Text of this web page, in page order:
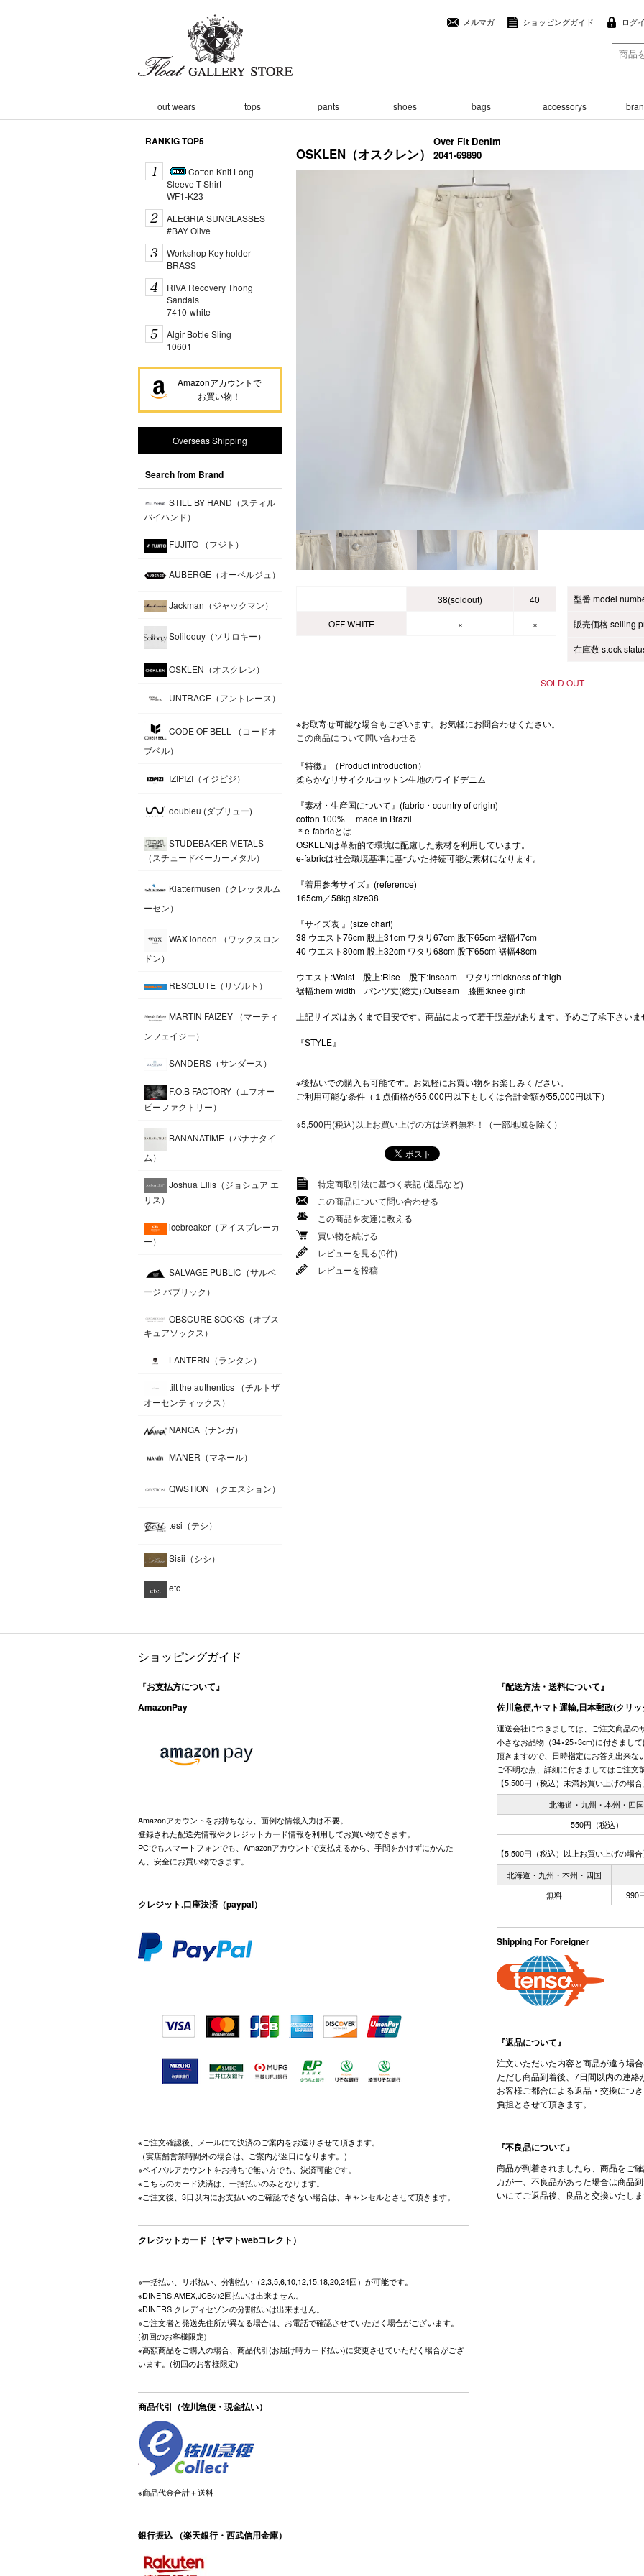
メルマガ ショッピングガイド ログ
out wears tops pants shoes bags accessorys
RANKIG TOP5
Cotton Knit Long
Sleeve T-Shirt
WF1-K23
ALEGRIA SUNGLASSES
#BAY Olive
Workshop Key holder
BRASS
RIVA Recovery Thong
Sandals
7410-white
Algir Bottle Sling
10601
Amazonアカウントで
お買い物！
Overseas Shipping
Search from Brand
STILL BY HAND（スティル
バイハンド）
FUJITO （フジト）
AUBERGE（オーベルジュ）
Jackman（ジャックマン）
Soliloquy（ソリロキー）
OSKLEN（オスクレン）
UNTRACE（アントレース）
CODE OF BELL （コードオ
ブベル）
IZIPIZI（イジピジ）
doubleu (ダブリュー)
STUDEBAKER METALS
（スチュードベーカーメタル）
Klattermusen（クレッタルム
ーセン）
WAX london （ワックスロン
ドン）
RESOLUTE（リゾルト）
MARTIN FAIZEY （マーティ
ンフェイジー）
SANDERS（サンダース）
F.O.B FACTORY（エフオー
ビーファクトリー）
BANANATIME（バナナタイ
ム）
Joshua Ellis（ジョシュア エ
リス）
icebreaker（アイスブレーカ
ー）
SALVAGE PUBLIC（サルベ
ージ パブリック）
OBSCURE SOCKS（オブス
キュアソックス）
LANTERN（ランタン）
tilt the authentics （チルトザ
オーセンティックス）
NANGA（ナンガ）
MANER（マネール）
QWSTION （クエスション）
tesi（テシ）
Sisii（シシ）
etc
OSKLEN（オスクレン）
Over Fit Denim
2041-69890
38(soldout)
40
OFF WHITE
× ×
型番 model
販売価格 selling
在庫数 stock
SOLD OUT
※お取寄せ可能な場合もございます。お気軽にお問合わせください。
この商品について問い合わせる
『特徴』（Product introduction）
柔らかなリサイクルコットン生地のワイドデニム
『素材・生産国について』(fabric・country of origin)
cotton 100% made in Brazil
＊e-fabricとは
OSKLENは革新的で環境に配慮した素材を利用しています。
e-fabricは社会環境基準に基づいた持続可能な素材になります。
『着用参考サイズ』(reference)
165cm／58kg size38
『サイズ表 』(size chart)
38 ウエスト76cm 股上31cm ワタリ67cm 股下65cm 裾幅47cm
40 ウエスト80cm 股上32cm ワタリ68cm 股下65cm 裾幅48cm
ウエスト:Waist 股上:Rise 股下:Inseam ワタリ:thickness of thigh
裾幅:hem width パンツ丈(総丈):Outseam 膝囲:knee girth
上記サイズはあくまで目安です。商品によって若干誤差があります。予めご了承下さいま
『STYLE』
※後払いでの購入も可能です。お気軽にお買い物をお楽しみください。
ご利用可能な条件（１点価格が55,000円以下もしくは合計金額が55,000円以下）
※5,500円(税込)以上お買い上げの方は送料無料！（一部地域を除く）
特定商取引法に基づく表記 (返品など)
この商品について問い合わせる
この商品を友達に教える
買い物を続ける
レビューを見る(0件)
レビューを投稿
ショッピングガイド
『お支払方について』
AmazonPay
Amazonアカウントをお持ちなら、面倒な情報入力は不要。
登録された配送先情報やクレジットカード情報を利用してお買い物できます。
PCでもスマートフォンでも、Amazonアカウントで支払えるから、手間をかけずにかんた
ん、安全にお買い物できます。
クレジット.口座決済（paypal）
※ご注文確認後、メールにて決済のご案内をお送りさせて頂きます。
（実店舗営業時間外の場合は、ご案内が翌日になります。）
※ペイパルアカウントをお持ちで無い方でも、決済可能です。
※こちらのカード決済は、一括払いのみとなります。
※ご注文後、3日以内にお支払いのご確認できない場合は、キャンセルとさせて頂きます。
クレジットカード（ヤマトwebコレクト）
※一括払い、リボ払い、分割払い（2,3,5,6,10,12,15,18,20,24回）が可能です。
※DINERS,AMEX,JCBの2回払いは出来ません。
※DINERS,クレディセゾンの分割払いは出来ません。
※ご注文者と発送先住所が異なる場合は、お電話で確認させていただく場合がございます。
(初回のお客様限定)
※高額商品をご購入の場合、商品代引(お届け時カード払い)に変更させていただく場合がござ
います。(初回のお客様限定)
商品代引（佐川急便・現金払い）
※商品代金合計＋送料
銀行振込 （楽天銀行・西武信用金庫）
『配送方法・送料について』
佐川急便,ヤマト運輸,日本郵政(クリ
運送会社につきましては、ご注文商品
小さなお品物（34×25×3cm)に付きまし
頂きますので、日時指定にお答え出来
ご不明な点、詳細に付きましてはご注文
【5,500円（税込）未満お買い上げの場
北海道・九州・本州・四国
550円（税込）
【5,500円（税込）以上お買い上げの場
北海道・九州・本州・四国
無料
990
Shipping For Foreigner
『返品について』
注文いただいた内容と商品が違う場
ただし商品到着後、7日間以内の連絡
お客様ご都合による返品・交換につ
負担とさせて頂きます。
『不良品について』
商品が到着されましたら、商品をご
万が一、不良品があった場合は商品
いにてご返品後、良品と交換いたし